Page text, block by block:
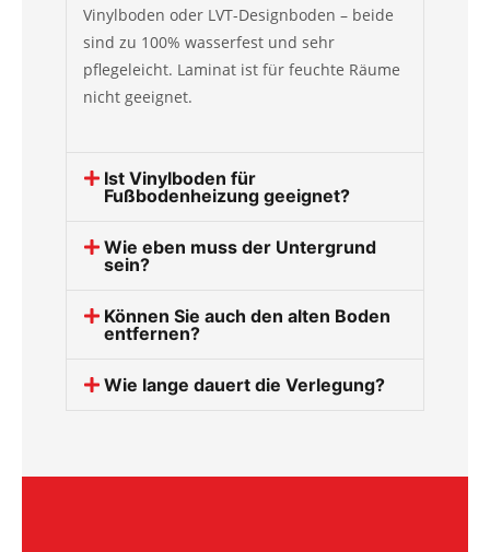
Vinylboden oder LVT-Designboden – beide
sind zu 100% wasserfest und sehr
pflegeleicht. Laminat ist für feuchte Räume
nicht geeignet.
Ist Vinylboden für
Fußbodenheizung geeignet?
Wie eben muss der Untergrund
sein?
Können Sie auch den alten Boden
entfernen?
Wie lange dauert die Verlegung?